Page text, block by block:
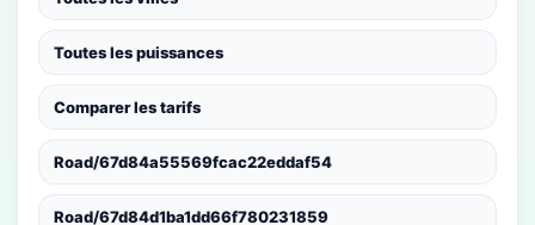
Toutes les puissances
Comparer les tarifs
Road/67d84a55569fcac22eddaf54
Road/67d84d1ba1dd66f780231859